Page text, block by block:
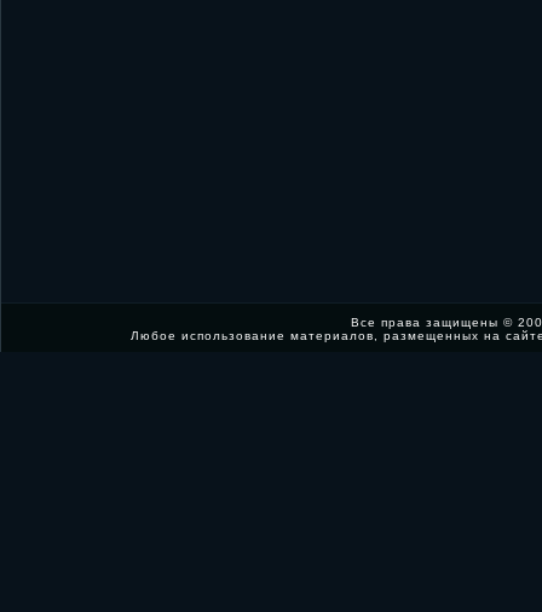
Все права защищены ©
Любое использование материалов, размещенных на